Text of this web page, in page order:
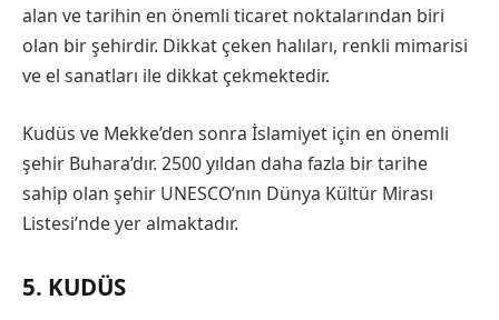
alan ve tarihin en önemli ticaret noktalarından biri
olan bir şehirdir. Dikkat çeken halıları, renkli mimarisi
ve el sanatları ile dikkat çekmektedir.
Kudüs ve Mekke’den sonra İslamiyet için en önemli
şehir Buhara’dır. 2500 yıldan daha fazla bir tarihe
sahip olan şehir UNESCO’nın Dünya Kültür Mirası
Listesi’nde yer almaktadır.
5. KUDÜS